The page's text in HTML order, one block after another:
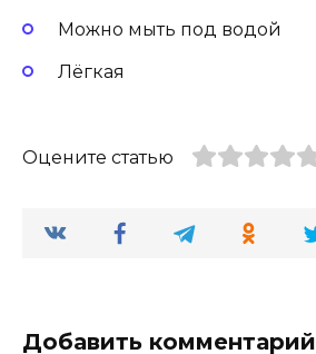
Можно мыть под водой
Лёгкая
Оцените статью
Добавить комментарий